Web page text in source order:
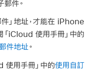
件。
」地址，才能在 iPhone
「iCloud 使用手冊」中的
件地址。
使用手冊」中的使用自訂